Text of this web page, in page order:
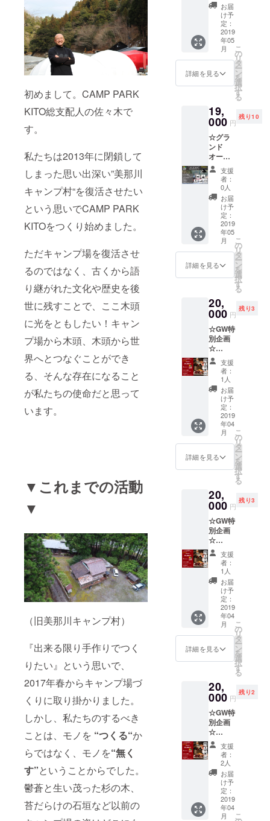
初めまして。CAMP PARK
KITO総支配人の佐々木で
す。
私たちは2013年に閉鎖して
しまった思い出深い”美那川
キャンプ村“を復活させたい
という思いでCAMP PARK
KITOをつくり始めました。
ただキャンプ場を復活させ
るのではなく、古くから語
り継がれた文化や歴史を後
世に残すことで、ここ木頭
に光をともしたい！キャン
プ場から木頭、木頭から世
界へとつなぐことができ
る、そんな存在になること
が私たちの使命だと思って
います。
▼これまでの活動
▼
（旧美那川キャンプ村）
『出来る限り手作りでつく
りたい』という思いで、
2017年春からキャンプ場づ
くりに取り掛かりました。
しかし、私たちのするべき
ことは、モノを “つくる“か
らではなく、モノを“無く
す”ということからでした。
鬱蒼と生い茂った杉の木、
苔だらけの石垣など以前の
る人、
全ての人が
笑顔になれ
る、奇跡の
村を創造し
ます。
CAMP
PARK
KITOオ
リジナ
ルTシャ
ツ ・お
礼のお
手紙 ・
宿泊
10％OF
ン
お届
け予
定：
2019
年05
月
詳細を見る
こ
の
リ
タ
ー
ン
を
選
択
す
る
19,
000 円
残り10
☆グラ
ンド
オープ
ンを記
念☆
【テン
ト
（小）
宿泊＋
BBQペ
ア券】
[限定10
組] テン
ト
（小）1
棟1泊の
に、
BBQペ
ア券な
どが付
いてく
る、グ
ランド
オープ
ンを記
念した
特別な
コース
です。
・テン
（小）1
張1泊券
能） ・
BBQ券
×2（飲
み放題
付き）
・入浴
無料券
×2 ・朝
食×2 ・
次回宿
20%OF
Fクーポ
ン ・お
礼のお
手紙 ＊
合計4名
ます。
＊追加
（3,500
円/人）
で
BBQ+
朝食を
追加可
能で
す。お
一人追
加され
る場合
支援
者：
0人
お届
け予
定：
2019
年05
月
詳細を見る
こ
の
リ
タ
ー
ン
を
選
択
す
る
20,
000 円
残り3
☆GW特
別企画
☆
【SEVE
ROスペ
シャル
ディ
ナーペ
ア券】
[2019年
4月29日
限定4
組]
SEVER
Oスペ
シャル
ナーの
ペア券
を今回
だけの
特別価
格で。
・
SEVER
Oディ
ナー券
×2 ・1
ドリン
ク×2 ・
次回宿
10%OF
Fクーポ
2019年
4月29日
のみの
ご利用
となり
ます。
＊ディ
ナーは
18:00〜
を予定
してお
りま
す。
17:30ま
支援
者：
1人
お届
け予
定：
2019
年04
月
詳細を見る
こ
の
リ
タ
ー
ン
を
選
択
す
る
20,
000 円
残り3
☆GW特
別企画
☆
【SEVE
ROスペ
シャル
ディ
ナーペ
ア券】
[2019年
4月30日
限定4
組]
SEVER
Oスペ
シャル
ナーの
ペア券
を今回
だけの
特別価
格で。
・
SEVER
Oディ
ナー券
ドリン
ク×2 ・
次回宿
支援
者：
1人
お届
け予
定：
2019
年04
月
詳細を見る
こ
の
リ
タ
ー
ン
を
選
択
す
る
20,
000 円
残り2
☆GW特
別企画
☆
【SEVE
ROスペ
シャル
ディ
ナーペ
ア券】
[2019年
5月1日
限定4
支援
者：
2人
お届
け予
定：
2019
年04
月
こ